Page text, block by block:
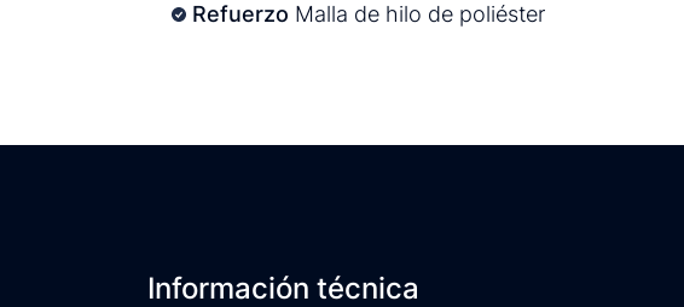
Refuerzo Malla de hilo de poliéster
Información técnica